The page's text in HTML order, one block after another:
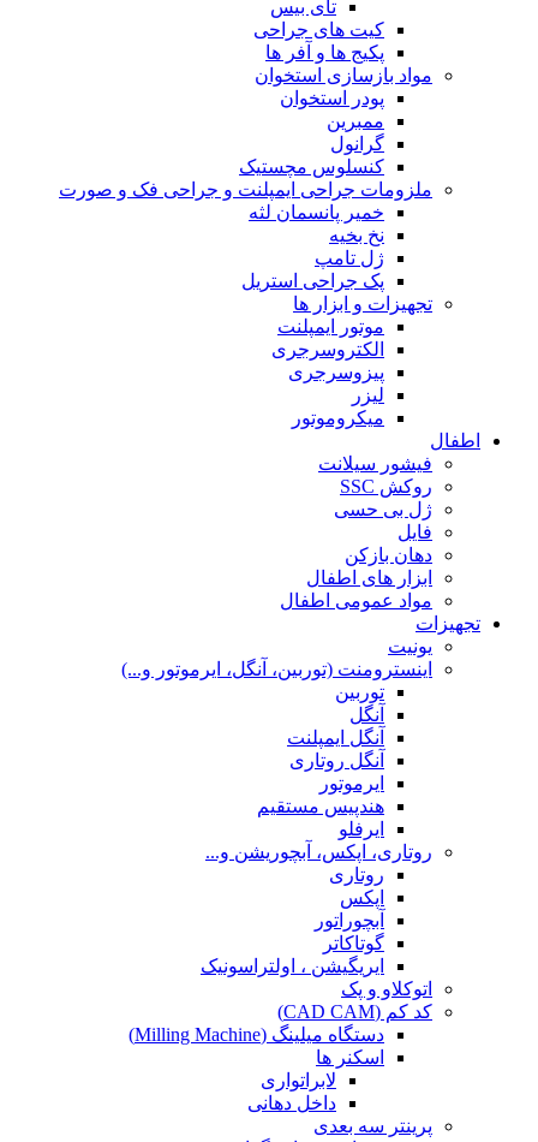
تای بیس
کیت های جراحی
پکیج ها و آفر ها
مواد بازسازی استخوان
پودر استخوان
ممبرین
گرانول
کنسلوس مچستیک
ملزومات جراحی ایمپلنت و جراحی فک و صورت
خمیر پانسمان لثه
نخ بخیه
ژل تامپ
پک جراحی استریل
تجهیزات و ابزار ها
موتور ایمپلنت
الکتروسرجری
پیزوسرجری
لیزر
میکروموتور
اطفال
فیشور سیلانت
روکش SSC
ژل بی حسی
فایل
دهان بازکن
ابزار های اطفال
مواد عمومی اطفال
تجهیزات
یونیت
اینسترومنت (توربین، آنگل، ایرموتور و...)
توربین
آنگل
آنگل ایمپلنت
آنگل روتاری
ایرموتور
هندپیس مستقیم
ایرفلو
روتاری، اپکس، آبچوریشن و...
روتاری
اپکس
آبچوراتور
گوتاکاتر
ایریگیشن ، اولتراسونیک
اتوکلاو و پک
کد کم (CAD CAM)
دستگاه میلینگ (Milling Machine)
اسکنر ها
لابراتواری
داخل دهانی
پرینتر سه بعدی